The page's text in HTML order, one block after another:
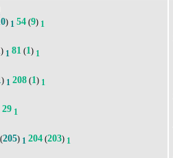
) 1 54 (9) 1
) 1 81 (1) 1
) 1 208 (1) 1
29 1
(205) 1 204 (203) 1